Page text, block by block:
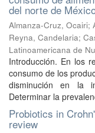
del norte de
Almanza-Cruz, Ocairi;
Reyna, Candelaria;
Latinoamericana de
Introducción. En los
consumo de los
disminución en la
Determinar la
Probiotics in
review